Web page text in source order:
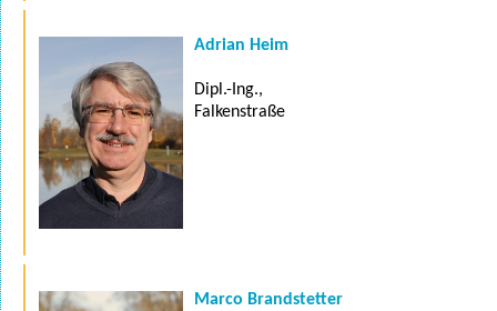
Adrian Heim
Dipl.-Ing.,
Falkenstraße
Marco Brandstetter